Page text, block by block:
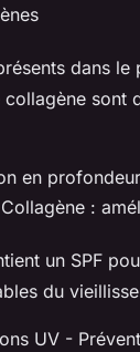
dans
en
:
un SPF
du
UV -